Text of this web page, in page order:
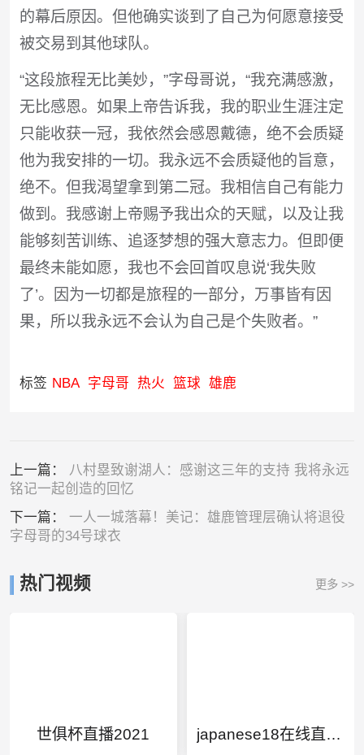
的幕后原因。但他确实谈到了自己为何愿意接受
被交易到其他球队。
“这段旅程无比美妙，”字母哥说，“我充满感激，
无比感恩。如果上帝告诉我，我的职业生涯注定
只能收获一冠，我依然会感恩戴德，绝不会质疑
他为我安排的一切。我永远不会质疑他的旨意，
绝不。但我渴望拿到第二冠。我相信自己有能力
做到。我感谢上帝赐予我出众的天赋，以及让我
能够刻苦训练、追逐梦想的强大意志力。但即便
最终未能如愿，我也不会回首叹息说‘我失败
了’。因为一切都是旅程的一部分，万事皆有因
果，所以我永远不会认为自己是个失败者。”
标签 NBA 字母哥 热火 篮球 雄鹿
上一篇： 八村塁致谢湖人：感谢这三年的支持 我将永远
铭记一起创造的回忆
下一篇： 一人一城落幕！美记：雄鹿管理层确认将退役
字母哥的34号球衣
热门视频 更多 >>
世俱杯直播2021 japanese18在线直播hoom